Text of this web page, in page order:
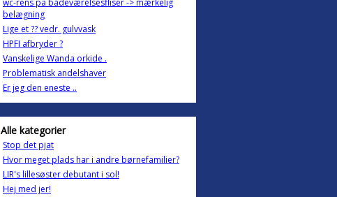
wc-rens på badeværelsesfliser -> mærkelig
belægning
Lige et ?? vedr. gulvvask
HPFI afbryder ?
Vanskelige Wanda orkide .
Problematisk andelshaver
Er jeg den eneste ..
Alle kategorier
Stop det pjat
Hvor meget plads har i andre børnefamilier?
LIR's lillesøster debutant i sol!
Hej med jer!